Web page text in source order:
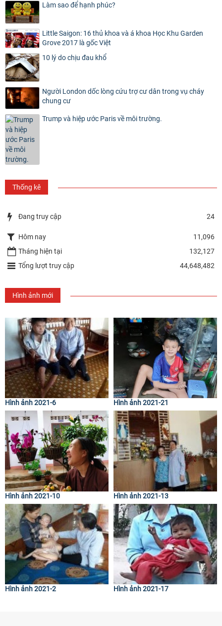
Làm sao để hạnh phúc?
Little Saigon: 16 thủ khoa và á khoa Học Khu Garden
Grove 2017 là gốc Việt
10 lý do chịu đau khổ
Người London dốc lòng cứu trợ cư dân trong vụ cháy
chung cư
Trump và hiệp ước Paris về môi trường.
Thống kê
Đang truy cập 24
Hôm nay
11,096
Tháng hiện tại
132,127
Tổng lượt truy cập
44,648,482
Hình ảnh mới
Hình ảnh 2021-6 Hình ảnh 2021-21
Hình ảnh 2021-10 Hình ảnh 2021-13
Hình ảnh 2021-2 Hình ảnh 2021-17